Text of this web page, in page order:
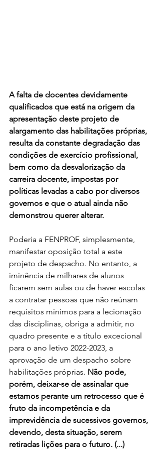
A falta de docentes devidamente
qualificados que está na origem da
apresentação deste projeto de
alargamento das habilitações próprias,
resulta da constante degradação das
condições de exercício profissional,
bem como da desvalorização da
carreira docente, impostas por
políticas levadas a cabo por diversos
governos e que o atual ainda não
demonstrou querer alterar.
Poderia a FENPROF, simplesmente,
manifestar oposição total a este
projeto de despacho. No entanto, a
iminência de milhares de alunos
ficarem sem aulas ou de haver escolas
a contratar pessoas que não reúnam
requisitos mínimos para a lecionação
das disciplinas, obriga a admitir, no
quadro presente e a título excecional
para o ano letivo 2022-2023, a
aprovação de um despacho sobre
habilitações próprias. Não pode,
porém, deixar-se de assinalar que
estamos perante um retrocesso que é
fruto da incompetência e da
imprevidência de sucessivos governos,
devendo, desta situação, serem
retiradas lições para o futuro. (...)